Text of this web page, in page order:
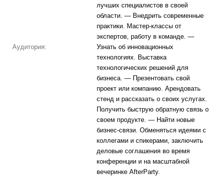
Аудитория:
лучших специалистов в своей
области. — Внедрить современные
практики. Мастер-классы от
экспертов, работу в команде. —
Узнать об инновационных
технологиях. Выставка
технологических решений для
бизнеса. — Презентовать свой
проект или компанию. Арендовать
стенд и рассказать о своих услугах.
Получить быструю обратную связь о
своем продукте. — Найти новые
бизнес-связи. Обменяться идеями с
коллегами и спикерами, заключить
деловые соглашения во время
конференции и на масштабной
вечеринке AfterParty.